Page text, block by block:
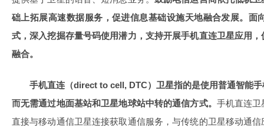
础上拓展高速数据服务，促进信息基础设施天地融合发展。面
式，深入挖掘存量号码使用潜力，支持开展手机直连卫星应用
融合。
手机直连（direct to cell, DTC）卫星指的是使用普通智能
而无需通过地面基站和卫星地球站中转的通信方式。 手机直连卫
直接与移动通信卫星连接获取通信服务，与传统的卫星移动通